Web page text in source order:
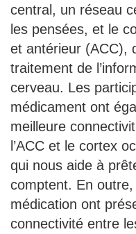
central, un réseau
les pensées, et le
et antérieur (ACC),
traitement de
cerveau. Les
médicament ont
meilleure
l’ACC et le cortex
qui nous aide à
comptent. En
médication ont
connectivité entre